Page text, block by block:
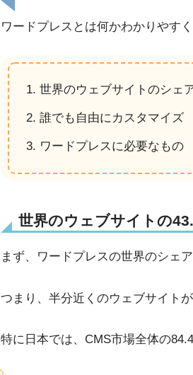
ワードプレスとは何かわかりやす
世界のウェブサイトのシェ
誰でも自由にカスタマイズ
ワードプレスに必要なもの
世界のウェブサイトの
まず、ワードプレスの世界のシェ
つまり、半分近くのウェブサイト
特に日本では、CMS市場全体の